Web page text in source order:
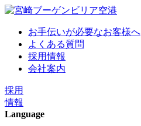
お手伝いが必要なお客様へ
よくある質問
採用情報
会社案内
採用
情報
Language